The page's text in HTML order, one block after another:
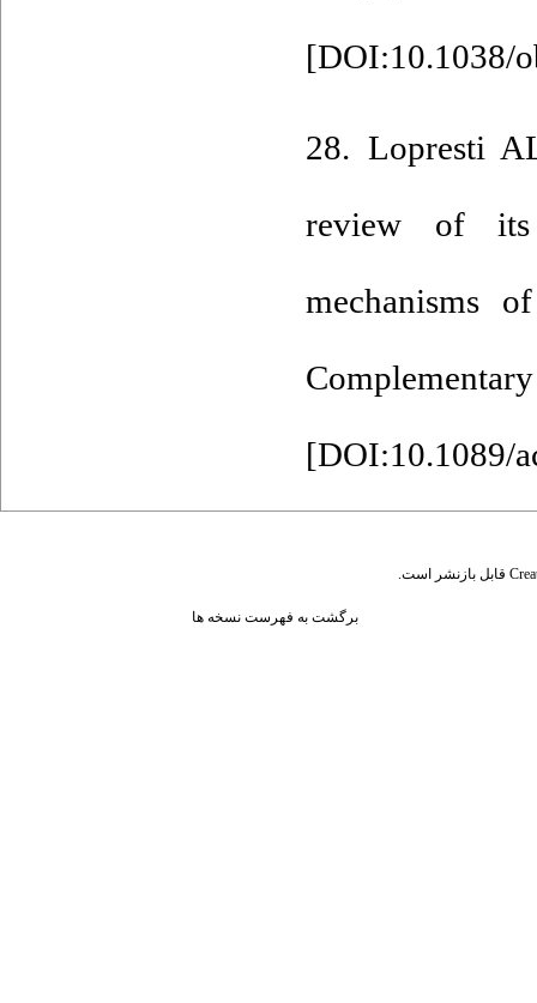
[DOI:10.1038/
28. Lopresti
review of its
mechanisms
[DOI:10.1089/
قابل بازنشر است.
برگشت به فهرست نسخه ها